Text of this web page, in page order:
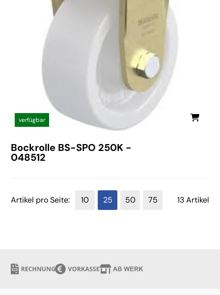
verfügbar
Bockrolle BS-SPO 250K -
048512
13 Artikel
Artikel pro Seite: 10 25 50 75